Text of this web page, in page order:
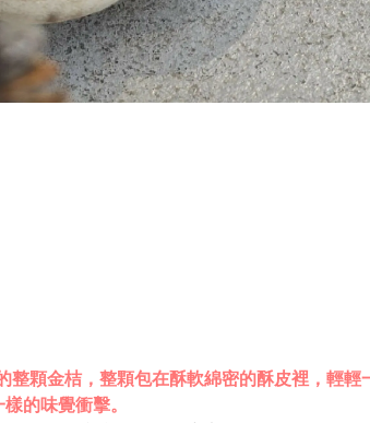
整顆金桔，整顆包在酥軟綿密的酥皮裡，輕
的味覺衝擊。